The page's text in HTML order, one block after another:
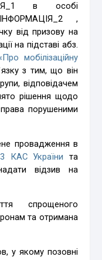
в особі
ІНФОРМАЦІЯ_2 ,
від призову на
на підставі абз.
мобілізаційну
з тим, що він
відповідачем
рішення щодо
порушеними
провадження в
КАС України та
відзив на
спрощеного
та отримана
у якому позовні